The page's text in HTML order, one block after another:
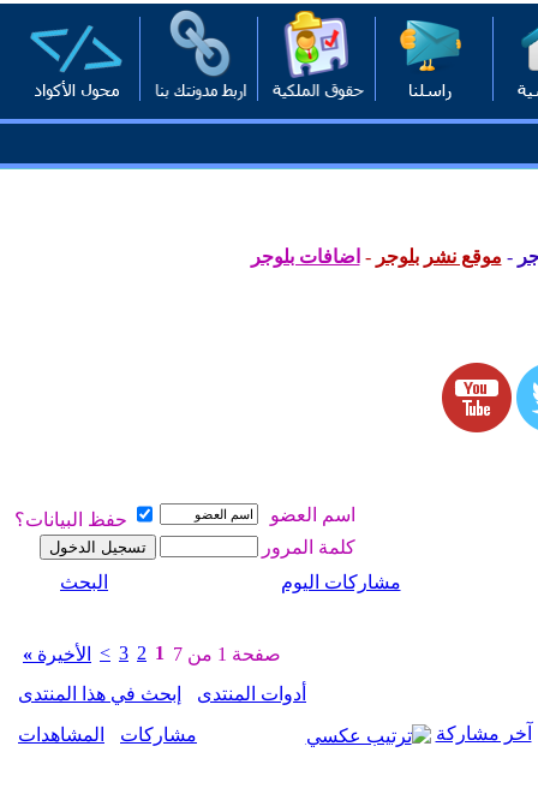
- موقع نشر بلوجر - اضافات بلوجر
اسم العضو
حفظ البيانات؟
كلمة المرور
مشاركات اليوم
البحث
صفحة 1 من 7 1
2
3
> الأخيرة »
أدوات المنتدى
إبحث في هذا المنتدى
آخر مشاركة
مشاركات المشاهدات